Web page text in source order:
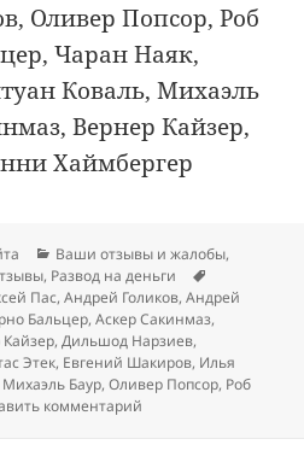
Оливер Попсор, Роб
Чаран Наяк,
Коваль, Михаэль
Вернер Кайзер,
Хаймбергер
Рубрики
Ваши отзывы и жалобы,
, Развод на деньги
Пас,Андрей Голиков,Андрей
Бальцер,Аскер Сакинмаз,
,Дильшод Нарзиев,
Этек, Евгений Шакиров, Илья
Михаэль Баур,Оливер Попсор, Роб
комментарий